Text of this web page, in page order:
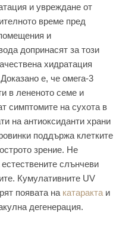
и увреждане от
време пред
и
допринасят за този
хидратация
е, че омега-3
в лененото семе и
симптомите на сухота в
на антиоксиданти храни
поддържа клетките
зрение. Не
слънчеви
Кумулативните UV
появата на катарактаи
дегенерация.